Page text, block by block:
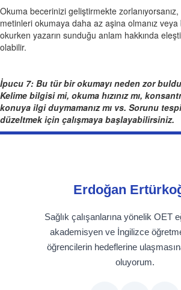
Okuma becerinizi geliştirmekte
metinleri okumaya daha az aşina olmanız
okurken yazarın sunduğu anlam hakkında
olabilir.
İpucu 7: Bu tür bir okumayı neden zor
Kelime bilgisi mi, okuma hızınız mı,
konuya ilgi duymamanız mı vs. Sorunu
düzeltmek için çalışmaya başlayabilirsiniz.
Erdoğan
Sağlık çalışanlarına yönelik OET
akademisyen ve İngilizce
öğrencilerin hedeflerine
oluyorum.